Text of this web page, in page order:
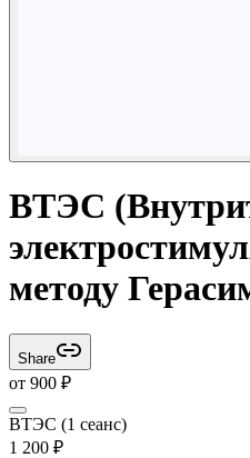
ВТЭС
методу
Share
от 900 ₽
ВТЭС (1 сеанс)
1 200 ₽